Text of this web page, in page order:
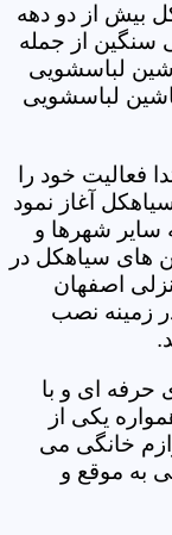
بیش از دو دهه
سنگین از جمله
لباسشویی
لباسشویی
فعالیت خود را
آغاز نمود
سایر شهرها و
های سیاهکل در
اصفهان
زمینه نصب
حرفه ای و با
کاری همواره یکی از
خانگی می
به موقع و